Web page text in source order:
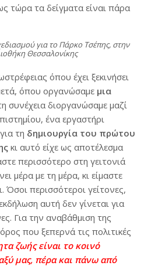
τώρα τα δείγματα είναι πάρα
για το Πάρκο Τσέπης, στην
Θεσσαλονίκης
όπου έχει ξεκινήσει
όπου οργανώσαμε μια
συνέχεια διοργανώσαμε μαζί
ένα εργαστήρι
τη δημιουργία του πρώτου
κι αυτό είχε ως αποτέλεσμα
περισσότερο στη γειτονιά
μέρα με τη μέρα, κι είμαστε
Όσοι περισσότεροι γείτονες,
αυτή δεν γίνεται για
Για την αναβάθμιση της
που ξεπερνά τις πολιτικές
ζωής είναι το κοινό
μας, πέρα και πάνω από